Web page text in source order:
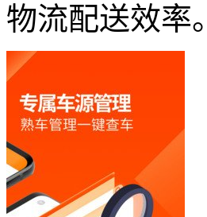
物流配送效率。